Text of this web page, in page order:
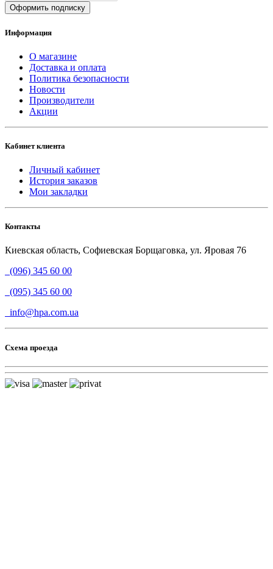
Оформить подписку
Информация
О магазине
Доставка и оплата
Политика безопасности
Новости
Производители
Акции
Кабинет клиента
Личный кабинет
История заказов
Мои закладки
Контакты
Киевская область, Софиевская Борщаговка, ул. Яровая 76
(096) 345 60 00
(095) 345 60 00
info@hpa.com.ua
Схема проезда